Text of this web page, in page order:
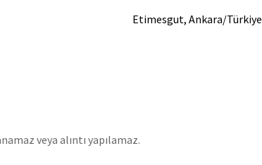
Etimesgut, Ankara/Türkiye
veya alıntı yapılamaz.